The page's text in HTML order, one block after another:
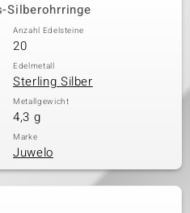
Silberohrringe
Anzahl Edelsteine
20
Edelmetall
Sterling Silber
Metallgewicht
4,3 g
Marke
Juwelo